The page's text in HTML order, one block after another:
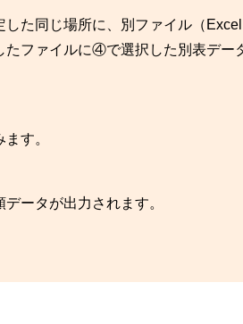
た同じ場所に、別ファイル（Excel
ファイルに④で選択した別表デー
す。
ータが出力されます。